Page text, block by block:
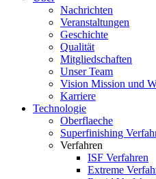
Nachrichten
Veranstaltungen
Geschichte
Qualität
Mitgliedschaften
Unser Team
Vision Mission und
Karriere
Technologie
Oberflaeche
Superfinishing
Verfahren
ISF Verfahren
Extreme